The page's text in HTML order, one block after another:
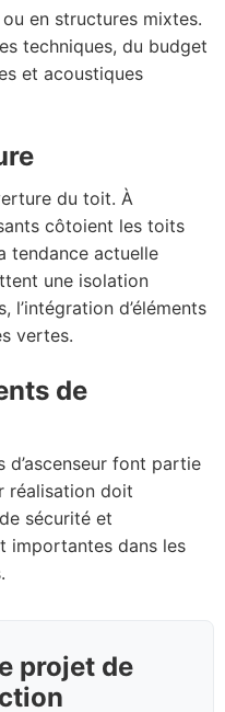
en structures mixtes.
techniques, du budget
et acoustiques
du toit. À
côtoient les toits
tendance actuelle
une isolation
l’intégration d’éléments
vertes.
de
d’ascenseur font partie
réalisation doit
sécurité et
importantes dans les
projet de